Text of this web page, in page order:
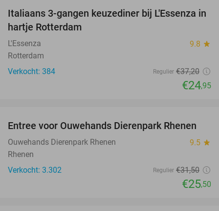
33%
Italiaans 3-gangen keuzediner bij L'Essenza in
hartje Rotterdam
L'Essenza 9.8 star
Rotterdam
Verkocht: 384
Regulier €37,20
€24,95
19%
Entree voor Ouwehands Dierenpark Rhenen
Ouwehands Dierenpark Rhenen 9.5 star
Rhenen
Verkocht: 3.302
Regulier €31,50
€25,50